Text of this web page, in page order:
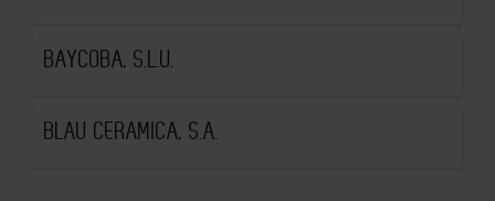
BAYCOBA, S.L.U.
BLAU CERAMICA, S.A.